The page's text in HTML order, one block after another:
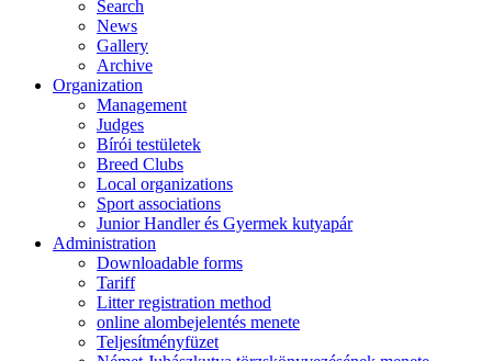
Search
News
Gallery
Archive
Organization
Management
Judges
Bírói testületek
Breed Clubs
Local organizations
Sport associations
Junior Handler és Gyermek kutyapár
Administration
Downloadable forms
Tariff
Litter registration method
online alombejelentés menete
Teljesítményfüzet